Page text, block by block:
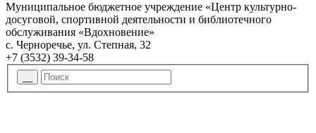
Муниципальное бюджетное учреждение «Центр культурно-
досуговой, спортивной деятельности и библиотечного
обслуживания «Вдохновение»
с. Черноречье, ул. Степная, 32
+7 (3532) 39-34-58